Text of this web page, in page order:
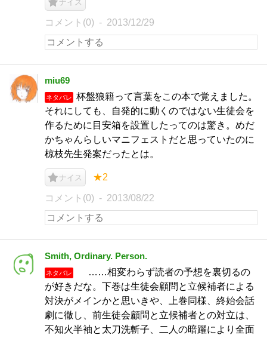
ナイス
コメント(0) 2013/12/29
miu69
ネタバレ
杯盤狼籍って言葉をこの本で覚えました。
それにしても、自発的に動くのではない生徒会を
作るために目安箱を設置したってのは驚き。めだ
かちゃんらしいマニフェストだと思っていたのに
椋枝先生発案だったとは。
ナイス ★2
コメント(0) 2013/08/22
Smith, Ordinary. Person.
ネタバレ
……相変わらず読者の予想を裏切るの
が好きだな。下巻は生徒会顧問と立候補者による
対決がメインかと思いきや、上巻同様、終始会話
劇に徹し、前生徒会顧問と立候補者との対立は、
不知火半袖と太刀洗斬子、二人の暗躍により全面